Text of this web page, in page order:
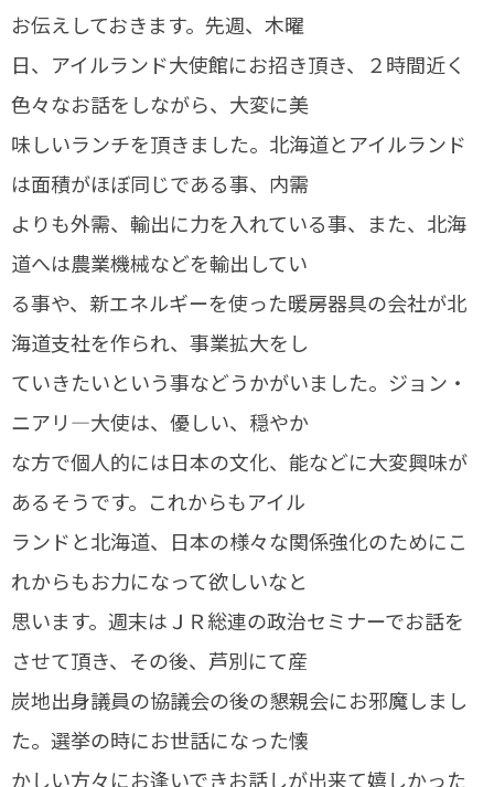
お伝えしておきます。先週、木曜
日、アイルランド大使館にお招き頂き、２時間近く
色々なお話をしながら、大変に美
味しいランチを頂きました。北海道とアイルランド
は面積がほぼ同じである事、内需
よりも外需、輸出に力を入れている事、また、北海
道へは農業機械などを輸出してい
る事や、新エネルギーを使った暖房器具の会社が北
海道支社を作られ、事業拡大をし
ていきたいという事などうかがいました。ジョン・
ニアリ―大使は、優しい、穏やか
な方で個人的には日本の文化、能などに大変興味が
あるそうです。これからもアイル
ランドと北海道、日本の様々な関係強化のためにこ
れからもお力になって欲しいなと
思います。週末はＪＲ総連の政治セミナーでお話を
させて頂き、その後、芦別にて産
炭地出身議員の協議会の後の懇親会にお邪魔しまし
た。選挙の時にお世話になった懐
かしい方々にお逢いできお話しが出来て嬉しかった